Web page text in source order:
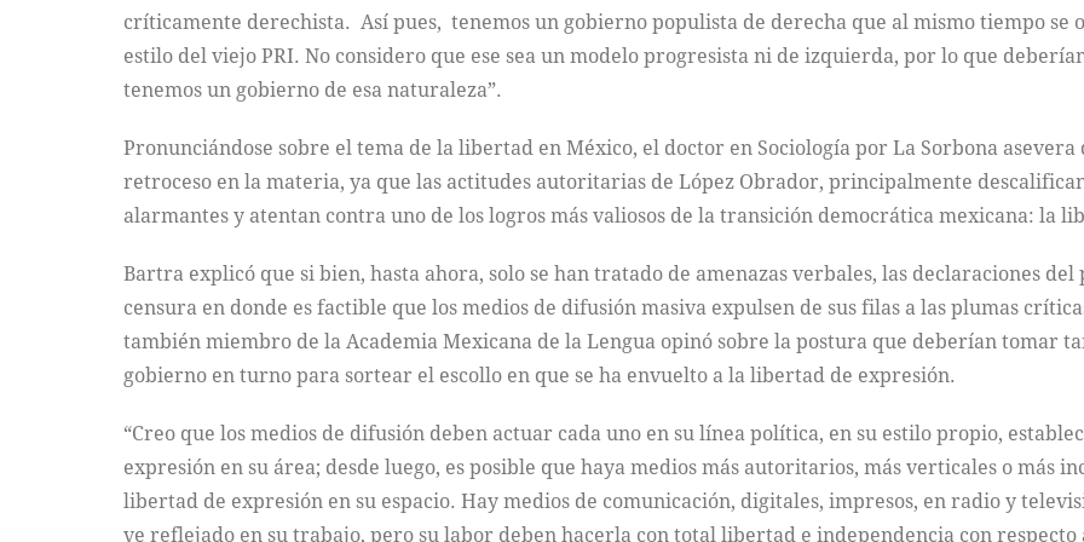
críticamente derechista. Así pues, tenemos un gobierno populista de derecha que al mismo tiempo se
estilo del viejo PRI. No considero que ese sea un modelo progresista ni de izquierda, por lo que
tenemos un gobierno de esa naturaleza”.
Pronunciándose sobre el tema de la libertad en México, el doctor en Sociología por La Sorbona
retroceso en la materia, ya que las actitudes autoritarias de López Obrador, principalmente
alarmantes y atentan contra uno de los logros más valiosos de la transición democrática mexicana: la
Bartra explicó que si bien, hasta ahora, solo se han tratado de amenazas verbales, las declaraciones
censura en donde es factible que los medios de difusión masiva expulsen de sus filas a las plumas
también miembro de la Academia Mexicana de la Lengua opinó sobre la postura que deberían tomar
gobierno en turno para sortear el escollo en que se ha envuelto a la libertad de expresión.
“Creo que los medios de difusión deben actuar cada uno en su línea política, en su estilo propio,
expresión en su área; desde luego, es posible que haya medios más autoritarios, más verticales o más
libertad de expresión en su espacio. Hay medios de comunicación, digitales, impresos, en radio y
ve reflejado en su trabajo, pero su labor deben hacerla con total libertad e independencia con